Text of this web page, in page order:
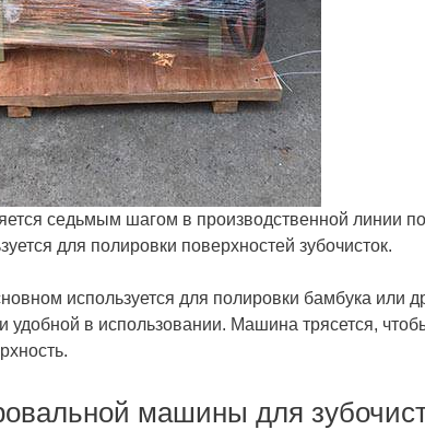
седьмым шагом в производственной линии
для полировки поверхностей зубочисток.
используется для полировки бамбука или
удобной в использовании. Машина трясется,
машины для